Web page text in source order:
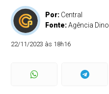
Por: Central
Fonte:Agência Dino
22/11/2023 às 18h16